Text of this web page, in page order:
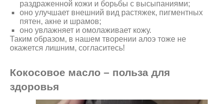
раздраженной кожи и борьбы с высыпаниями;
оно улучшает внешний вид растяжек, пигментных
пятен, акне и шрамов;
оно увлажняет и омолаживает кожу.
Таким образом, в нашем творении алоэ тоже не
окажется лишним, согласитесь!
Кокосовое масло – польза для
здоровья